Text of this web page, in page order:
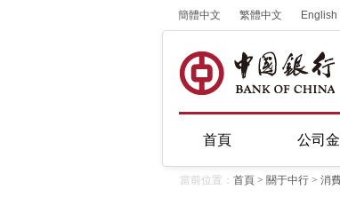
簡體中文 繁體中文 English
首頁 公司
當前位置： 首頁 > 關于中行 > 消